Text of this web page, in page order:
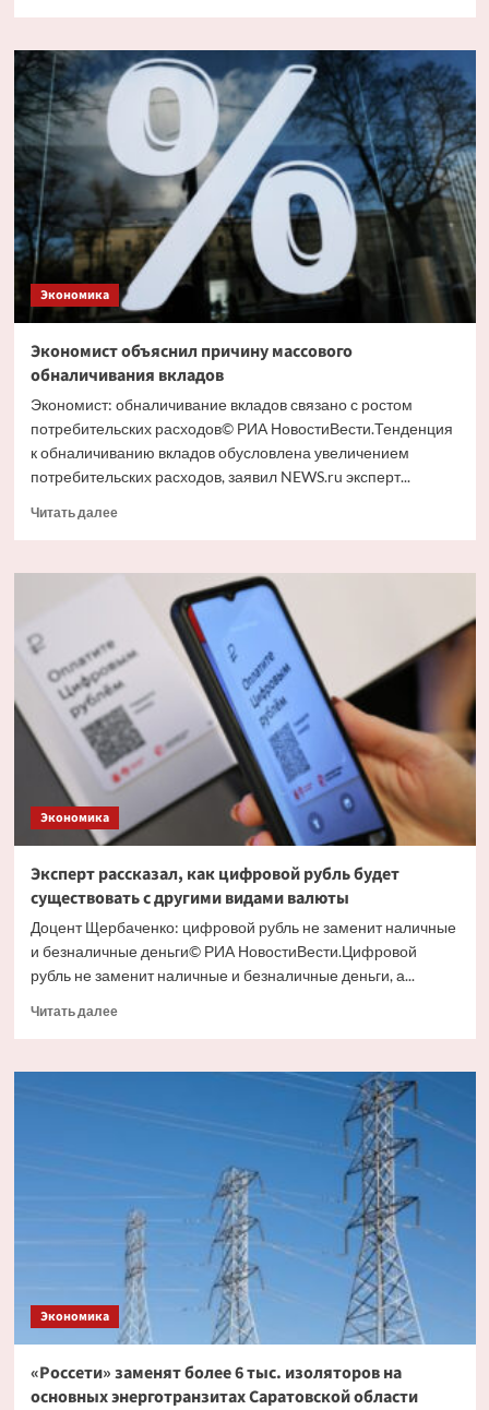
Путин
и
Костин
кредитование
крупных
проектов
Экономика
Экономист объяснил причину массового
обналичивания вкладов
Экономист: обналичивание вкладов связано с ростом
потребительских расходов© РИА НовостиВести.Тенденция
к обналичиванию вкладов обусловлена увеличением
потребительских расходов, заявил NEWS.ru эксперт...
Читать далееПрочитать
Экономист
объяснил
причину
массового
обналичивания
вкладов
Экономика
Эксперт рассказал, как цифровой рубль будет
существовать с другими видами валюты
Доцент Щербаченко: цифровой рубль не заменит наличные
и безналичные деньги© РИА НовостиВести.Цифровой
рубль не заменит наличные и безналичные деньги, а...
Читать далееПрочитать
Эксперт
существовать
другими
видами
валюты
Экономика
«Россети» заменят более 6 тыс. изоляторов на
основных энерготранзитах Саратовской области